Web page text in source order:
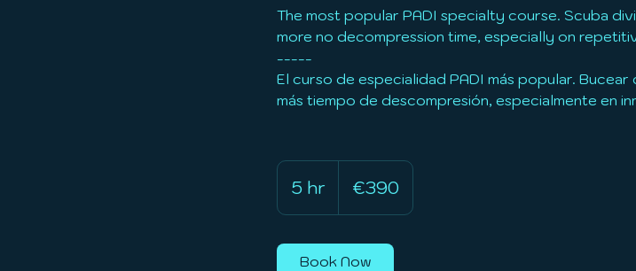
The most popular PADI specialty course. Scuba
more no decompression time, especially on
-----
El curso de especialidad PADI más popular.
más tiempo de descompresión, especialmente en
5 hr
h
r
€390
Book Now